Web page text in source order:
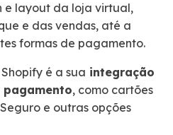
e layout da loja virtual,
e das vendas, até a
formas de pagamento.
é a sua integração
, como cartões
e outras opções